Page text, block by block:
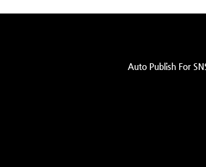
Auto Publish For